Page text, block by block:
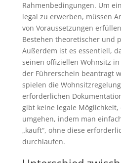
Rahmenbedingungen. Um
legal zu erwerben, müssen
von Voraussetzungen
Bestehen theoretischer und
Außerdem ist es essentiell,
seinen offiziellen Wohnsitz
der Führerschein beantragt
spielen die
erforderlichen
gibt keine legale Möglichkeit,
umgehen, indem man
„kauft“, ohne diese
durchlaufen.